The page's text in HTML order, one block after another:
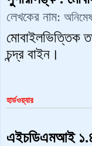
লেখকের নাম:
মোবাইলভিত্তিক
চন্দ্র বাইন।
হার্ডওয়্যার
এইচডিএমআই